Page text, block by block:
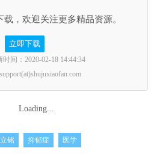
，欢迎关注更多精品资源。
立即下载
间：2020-02-18 14:44:34
Loading...
铭 抑郁症 医学